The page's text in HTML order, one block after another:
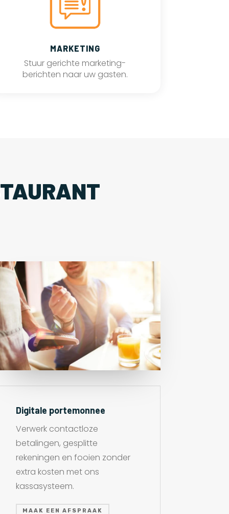
MARKETING
Stuur gerichte marketing-
berichten naar uw gasten.
Digitale portemonnee
Verwerk contactloze
betalingen, gesplitte
rekeningen en fooien zonder
extra kosten met ons
kassasysteem.
MAAK EEN AFSPRAAK